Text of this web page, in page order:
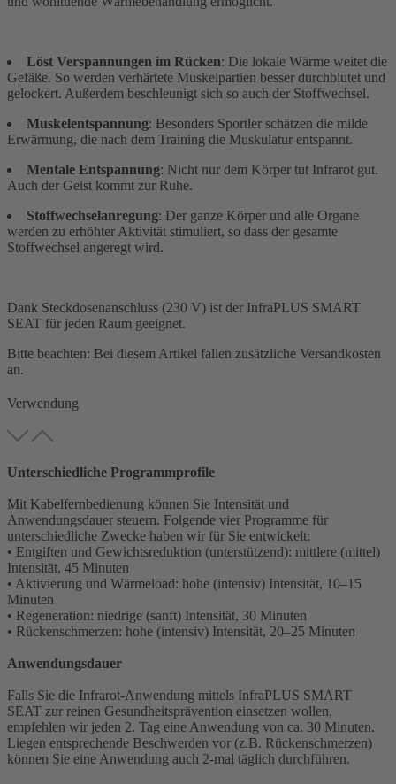
Löst Verspannungen im Rücken: Die lokale Wärme weitet die
Gefäße. So werden verhärtete Muskelpartien besser durchblutet und
gelockert. Außerdem beschleunigt sich so auch der Stoffwechsel.
Muskelentspannung: Besonders Sportler schätzen die milde
Erwärmung, die nach dem Training die Muskulatur entspannt.
Mentale Entspannung: Nicht nur dem Körper tut Infrarot gut.
Auch der Geist kommt zur Ruhe.
Stoffwechselanregung: Der ganze Körper und alle Organe
werden zu erhöhter Aktivität stimuliert, so dass der gesamte
Stoffwechsel angeregt wird.
Dank Steckdosenanschluss (230 V) ist der InfraPLUS SMART
SEAT für jeden Raum geeignet.
Bitte beachten: Bei diesem Artikel fallen zusätzliche Versandkosten
an.
Verwendung
Unterschiedliche Programmprofile
Mit Kabelfernbedienung können Sie Intensität und
Anwendungsdauer steuern. Folgende vier Programme für
unterschiedliche Zwecke haben wir für Sie entwickelt:
• Entgiften und Gewichtsreduktion (unterstützend): mittlere (mittel)
Intensität, 45 Minuten
• Aktivierung und Wärmeload: hohe (intensiv) Intensität, 10–15
Minuten
• Regeneration: niedrige (sanft) Intensität, 30 Minuten
• Rückenschmerzen: hohe (intensiv) Intensität, 20–25 Minuten
Anwendungsdauer
Falls Sie die Infrarot-Anwendung mittels InfraPLUS SMART
SEAT zur reinen Gesundheitsprävention einsetzen wollen,
empfehlen wir jeden 2. Tag eine Anwendung von ca. 30 Minuten.
Liegen entsprechende Beschwerden vor (z.B. Rückenschmerzen)
können Sie eine Anwendung auch 2-mal täglich durchführen.